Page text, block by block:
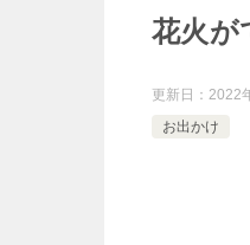
花火が
更新日： 2022
お出かけ